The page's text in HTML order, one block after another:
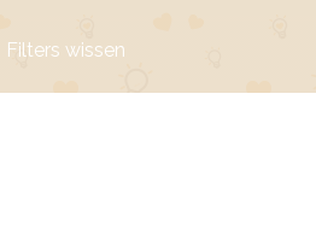
Filters wissen